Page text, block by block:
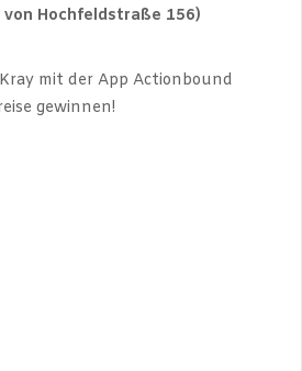
Hochfeldstraße 156)
mit der App Actionbound
gewinnen!